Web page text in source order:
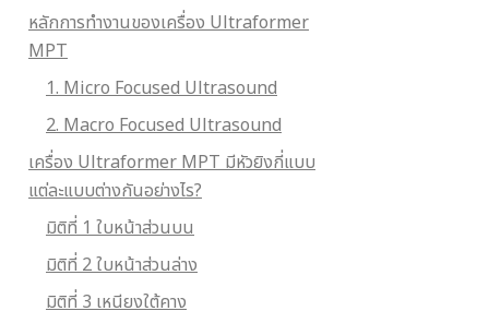
หลักการทำงานของเครื่อง Ultraformer
MPT
1. Micro Focused Ultrasound
2. Macro Focused Ultrasound
เครื่อง Ultraformer MPT มีหัวยิงกี่แบบ
แต่ละแบบต่างกันอย่างไร?
มิติที่ 1 ใบหน้าส่วนบน
มิติที่ 2 ใบหน้าส่วนล่าง
มิติที่ 3 เหนียงใต้คาง